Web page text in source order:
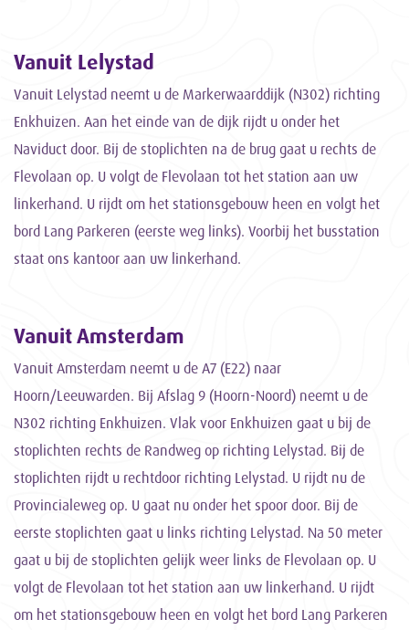
Vanuit Lelystad
Vanuit Lelystad neemt u de Markerwaarddijk (N302) richting
Enkhuizen. Aan het einde van de dijk rijdt u onder het
Naviduct door. Bij de stoplichten na de brug gaat u rechts de
Flevolaan op. U volgt de Flevolaan tot het station aan uw
linkerhand. U rijdt om het stationsgebouw heen en volgt het
bord Lang Parkeren (eerste weg links). Voorbij het busstation
staat ons kantoor aan uw linkerhand.
Vanuit Amsterdam
Vanuit Amsterdam neemt u de A7 (E22) naar
Hoorn/Leeuwarden. Bij Afslag 9 (Hoorn-Noord) neemt u de
N302 richting Enkhuizen. Vlak voor Enkhuizen gaat u bij de
stoplichten rechts de Randweg op richting Lelystad. Bij de
stoplichten rijdt u rechtdoor richting Lelystad. U rijdt nu de
Provincialeweg op. U gaat nu onder het spoor door. Bij de
eerste stoplichten gaat u links richting Lelystad. Na 50 meter
gaat u bij de stoplichten gelijk weer links de Flevolaan op. U
volgt de Flevolaan tot het station aan uw linkerhand. U rijdt
om het stationsgebouw heen en volgt het bord Lang Parkeren